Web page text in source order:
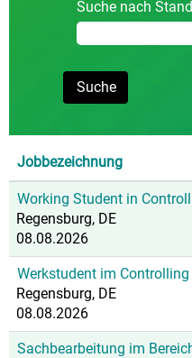
Suche nach
Jobbezeichnung
Working Student in
Regensburg, DE
08.08.2026
Werkstudent im
Regensburg, DE
08.08.2026
Sachbearbeitung im